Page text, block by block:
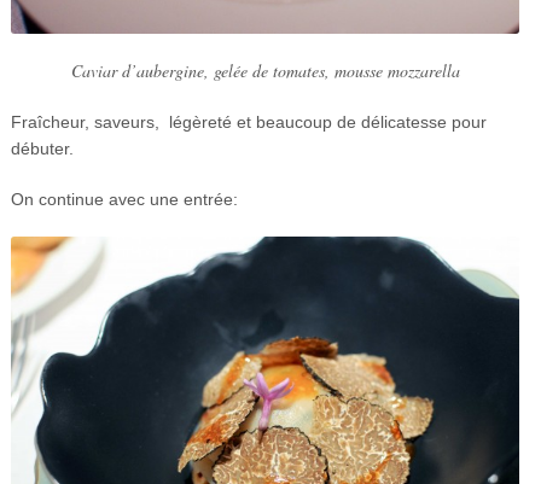
Caviar d’aubergine, gelée de tomates, mousse mozzarella
Fraîcheur, saveurs, légèreté et beaucoup de délicatesse pour
débuter.
On continue avec une entrée: